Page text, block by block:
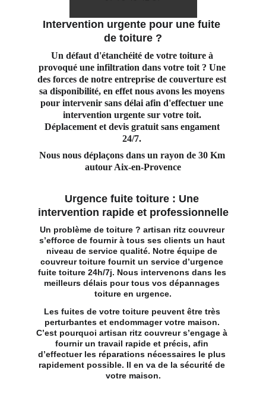
Intervention urgente pour une fuite
de toiture ?
Un défaut d'étanchéité de votre toiture à
provoqué une infiltration dans votre toit ? Une
des forces de notre entreprise de couverture est
sa disponibilité, en effet nous avons les moyens
pour intervenir sans délai afin d'effectuer une
intervention urgente sur votre toit.
Déplacement et devis gratuit sans engament
24/7.
Nous nous déplaçons dans un rayon de 30 Km
autour Aix-en-Provence
Urgence fuite toiture : Une
intervention rapide et professionnelle
Un problème de toiture ? artisan ritz couvreur
s’efforce de fournir à tous ses clients un haut
niveau de service qualité. Notre équipe de
couvreur toiture fournit un service d’urgence
fuite toiture 24h/7j. Nous intervenons dans les
meilleurs délais pour tous vos dépannages
toiture en urgence.
Les fuites de votre toiture peuvent être très
perturbantes et endommager votre maison.
C’est pourquoi artisan ritz couvreur s’engage à
fournir un travail rapide et précis, afin
d’effectuer les réparations nécessaires le plus
rapidement possible. Il en va de la sécurité de
votre maison.